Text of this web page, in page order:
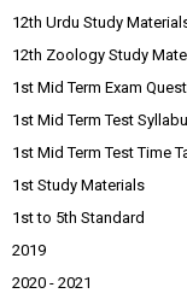
12th Urdu Study
12th Zoology Study
1st Mid Term Exam
1st Mid Term Test
1st Mid Term Test Time
1st Study Materials
1st to 5th Standard
2019
2020 - 2021